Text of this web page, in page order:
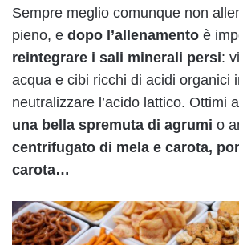
Sempre meglio comunque non
pieno, e dopo l’allenamento è
reintegrare i sali minerali persi:
acqua e cibi ricchi di acidi organici
neutralizzare l’acido lattico. Ottimi
una bella spremuta di agrumi o
centrifugato di mela e carota,
carota…